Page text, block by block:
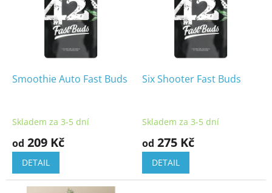
dSmoothie Auto Fast Buds
Skladem za 3-5 dní
od 209 Kč
DETAIL
Six Shooter Fast Buds
Skladem za 3-5 dní
od 275 Kč
DETAIL